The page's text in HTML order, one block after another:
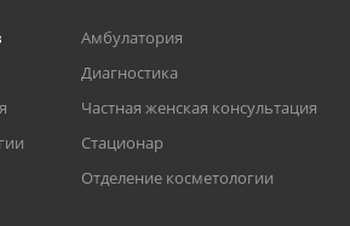
Амбулатория
Диагностика
Частная женская консультация
Стационар
Отделение косметологии